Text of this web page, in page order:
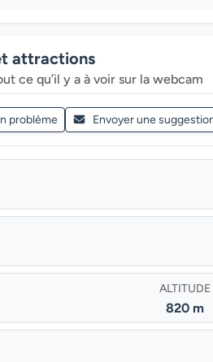
attractions
ce qu’il y a à voir sur la webcam
problème Envoyer une
ALTITUDE
820 m